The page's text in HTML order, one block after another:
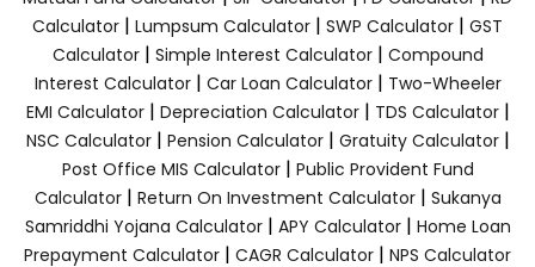
Calculator | Lumpsum Calculator | SWP Calculator | GST
Calculator| Simple Interest Calculator| Compound
Interest Calculator| Car Loan Calculator| Two-Wheeler
EMI Calculator| Depreciation Calculator| TDS Calculator|
NSC Calculator| Pension Calculator| Gratuity Calculator|
Post Office MIS Calculator| Public Provident Fund
Calculator| Return On Investment Calculator| Sukanya
Samriddhi Yojana Calculator| APY Calculator| Home Loan
Prepayment Calculator | CAGR Calculator | NPS Calculator